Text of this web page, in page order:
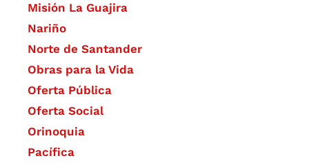
Misión La Guajira
Nariño
Norte de Santander
Obras para la Vida
Oferta Pública
Oferta Social​​
Orinoquia
Pacífica